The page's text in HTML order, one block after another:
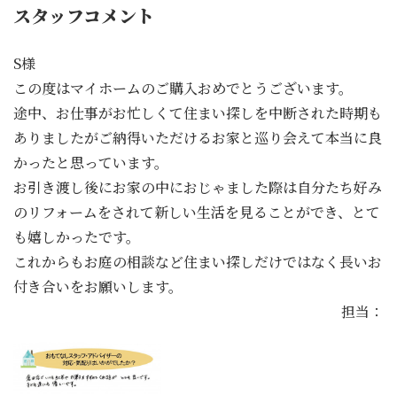
スタッフコメント
S様
この度はマイホームのご購入おめでとうございます。
途中、お仕事がお忙しくて住まい探しを中断された時期も
ありましたがご納得いただけるお家と巡り会えて本当に良
かったと思っています。
お引き渡し後にお家の中におじゃました際は自分たち好み
のリフォームをされて新しい生活を見ることができ、とて
も嬉しかったです。
これからもお庭の相談など住まい探しだけではなく長いお
付き合いをお願いします。
担当：